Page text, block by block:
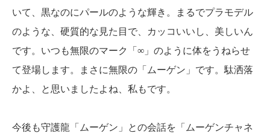
いて、黒なのにパールのような輝き。まるでプラモデル
のような、硬質的な見た目で、カッコいいし、美しいん
です。いつも無限のマーク「∞」のように体をうねらせ
て登場します。まさに無限の「ムーゲン」です。駄洒落
かよ、と思いましたよね、私もです。
今後も守護龍「ムーゲン」との会話を「ムーゲンチャネ